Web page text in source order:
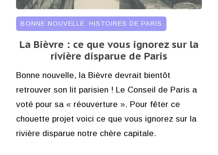
BONNE NOUVELLE HISTOIRES DE PARIS
La Bièvre : ce que vous ignorez sur la
rivière disparue de Paris
Bonne nouvelle, la Bièvre devrait bientôt
retrouver son lit parisien ! Le Conseil de Paris a
voté pour sa « réouverture ». Pour fêter ce
chouette projet voici ce que vous ignorez sur la
rivière disparue notre chère capitale.